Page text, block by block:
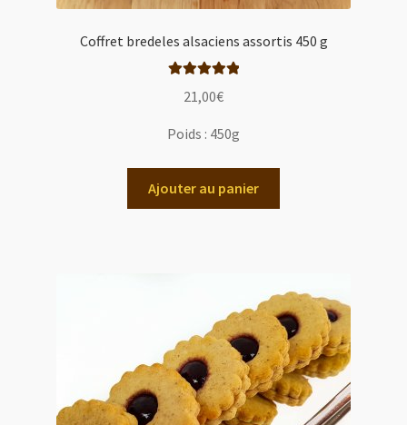
Coffret bredeles alsaciens assortis 450 g
5
21,00€
Poids : 450g
Ajouter au panier